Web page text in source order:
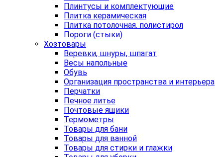
Плинтусы и комплектующие
Плитка керамическая
Плитка потолочная. полистирол
Пороги (стыки)
Хозтовары
Веревки, шнуры, шпагат
Весы напольные
Обувь
Организация пространства и интерьера
Перчатки
Печное литье
Почтовые ящики
Термометры
Товары для бани
Товары для ванной
Товары для стирки и глажки